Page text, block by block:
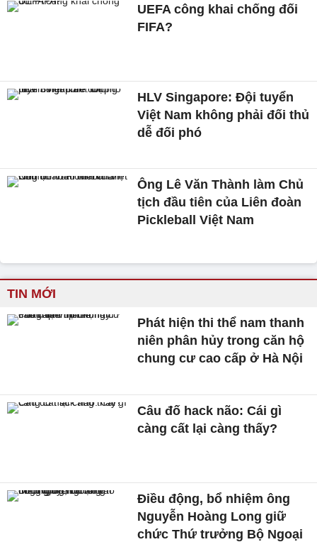
UEFA công khai chống đối
FIFA?
HLV Singapore: Đội tuyển
Việt Nam không phải đối thủ
dễ đối phó
Ông Lê Văn Thành làm Chủ
tịch đầu tiên của Liên đoàn
Pickleball Việt Nam
TIN MỚI
Phát hiện thi thể nam thanh
niên phân hủy trong căn hộ
chung cư cao cấp ở Hà Nội
Câu đố hack não: Cái gì
càng cất lại càng thấy?
Điều động, bổ nhiệm ông
Nguyễn Hoàng Long giữ
chức Thứ trưởng Bộ Ngoại